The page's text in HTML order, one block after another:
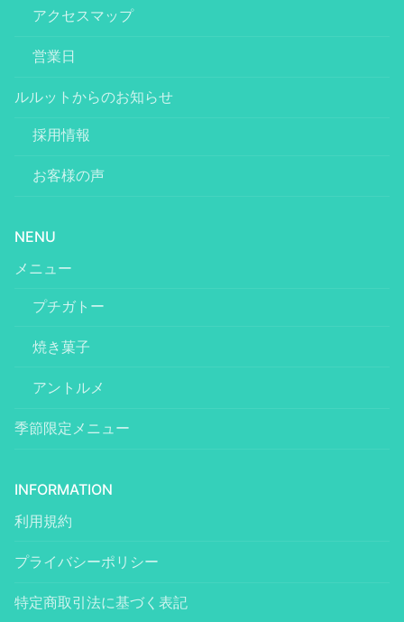
アクセスマップ
営業日
ルルットからのお知らせ
採用情報
お客様の声
NENU
メニュー
プチガトー
焼き菓子
アントルメ
季節限定メニュー
INFORMATION
利用規約
プライバシーポリシー
特定商取引法に基づく表記